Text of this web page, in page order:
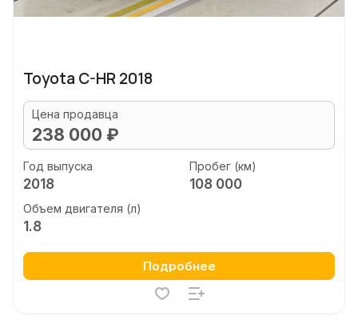
Toyota C-HR 2018
Цена продавца
238 000 ₽
Год выпуска
2018
Пробег (км)
108 000
Объем двигателя (л)
1.8
Подробнее